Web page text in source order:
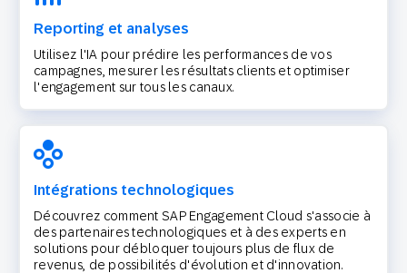
Reporting et analyses
Utilisez l'IA pour prédire les performances de vos
campagnes, mesurer les résultats clients et optimiser
l'engagement sur tous les canaux.
Intégrations technologiques
Découvrez comment SAP Engagement Cloud s'associe à
des partenaires technologiques et à des experts en
solutions pour débloquer toujours plus de flux de
revenus, de possibilités d'évolution et d'innovation.